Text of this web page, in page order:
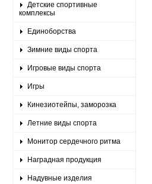
Детские спортивные
комплексы
Единоборства
Зимние виды спорта
Игровые виды спорта
Игры
Кинезиотейпы, заморозка
Летние виды спорта
Монитор сердечного ритма
Наградная продукция
Надувные изделия